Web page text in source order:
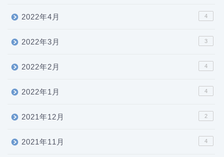
2022年4月 4
2022年3月 3
2022年2月 4
2022年1月 4
2021年12月 2
2021年11月 4